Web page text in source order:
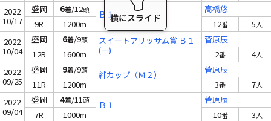
2022
10/17
盛岡 6着/12頭 Ｂ１
高橋悠
9R
1200m 12番 5人
2022
10/04
盛岡 6着/9頭
スイートアリッサム賞 Ｂ１
(一)
菅原辰
12R
1600m 2番 4人
2022
09/25
盛岡 9着/9頭 絆カップ（Ｍ２）
菅原辰
11R
1200m 3番 7人
2022
09/04
盛岡 4着/11頭 Ｂ１
菅原辰
7R
1000m 10番 3人